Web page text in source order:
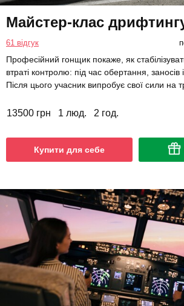
Майстер-клас
61 відгук
Професійний гонщик покаже, як
втраті контролю: під час обертання, заносів
Після цього учасник випробує свої сили на
13500 грн 1 люд. 2 год.
Купити для себе